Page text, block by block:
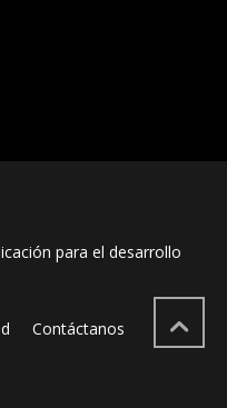
para el desarrollo
Contáctanos